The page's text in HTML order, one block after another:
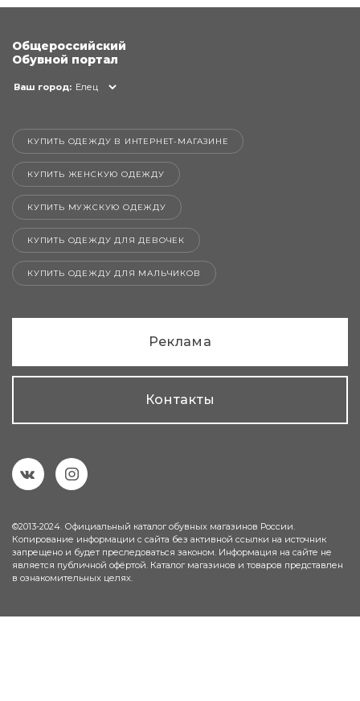
Общероссийский
Обувной портал
Ваш город: Елец
КУПИТЬ ОДЕЖДУ В ИНТЕРНЕТ-МАГАЗИНЕ
КУПИТЬ ЖЕНСКУЮ ОДЕЖДУ
КУПИТЬ МУЖСКУЮ ОДЕЖДУ
КУПИТЬ ОДЕЖДУ ДЛЯ ДЕВОЧЕК
КУПИТЬ ОДЕЖДУ ДЛЯ МАЛЬЧИКОВ
Реклама
Контакты
©2013-2024. Официальный каталог обувных магазинов России.
Копирование информации с сайта без активной ссылки на источник
запрещено и будет преследоваться законом. Информация на сайте не
является публичной офёртой. Каталог магазинов и товаров представлен
в ознакомительных целях.